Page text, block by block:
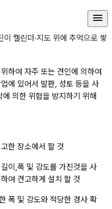
계를 이송하기
이 캘린더·지도 위에 추억으로 쌓
하여 자주 또는 견인에 의하여
에 있어서 발판, 성토 등을 사
의한 위험을 방지하기 위해
한 장소에서 할 것
이,폭 및 강도를 가진것을 사
여 견고하게 설치 할 것
폭 및 강도와 적당한 경사 확